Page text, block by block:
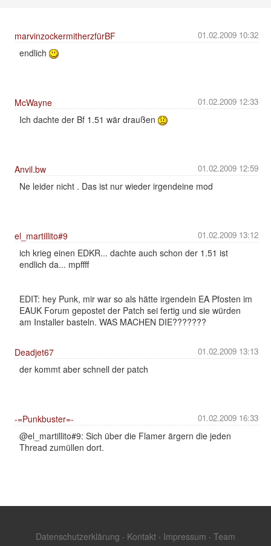
01.02.2009 10:32
marvinzockermitherzfürBF
endlich
01.02.2009 12:33
McWayne
Ich dachte der Bf 1.51 wär draußen
01.02.2009 12:59
Anvil.bw
Ne leider nicht . Das ist nur wieder irgendeine mod
01.02.2009 13:12
el_martillito#9
ich krieg einen EDKR... dachte auch schon der 1.51 ist
endlich da... mpffff
EDIT: hey Punk, mir war so als hätte irgendein EA Pfosten im
EAUK Forum gepostet der Patch sei fertig und sie würden
am Installer basteln. WAS MACHEN DIE???????
01.02.2009 13:13
Deadjet67
der kommt aber schnell der patch
01.02.2009 16:33
-=Punkbuster=-
@el_martillito#9: Sich über die Flamer ärgern die jeden
Thread zumüllen dort.
Datenschutzerklärung · Kontakt · Impressum · Team